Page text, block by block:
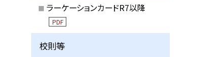
ラーケーションカードR7以降
PDF
校則等